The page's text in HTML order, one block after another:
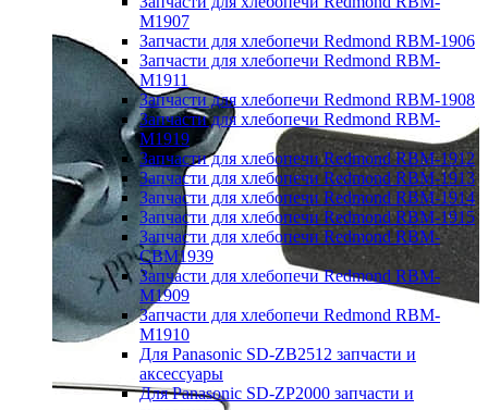
M1907
Запчасти для хлебопечи Redmond RBM-1906
Запчасти для хлебопечи Redmond RBM-
M1911
Запчасти для хлебопечи Redmond RBM-1908
Запчасти для хлебопечи Redmond RBM-
M1919
Запчасти для хлебопечи Redmond RBM-1912
Запчасти для хлебопечи Redmond RBM-1913
Запчасти для хлебопечи Redmond RBM-1914
Запчасти для хлебопечи Redmond RBM-1915
Запчасти для хлебопечи Redmond RBM-
CBM1939
Запчасти для хлебопечи Redmond RBM-
M1909
Запчасти для хлебопечи Redmond RBM-
M1910
Для Panasonic SD-ZB2512 запчасти и
аксессуары
Для Panasonic SD-ZP2000 запчасти и